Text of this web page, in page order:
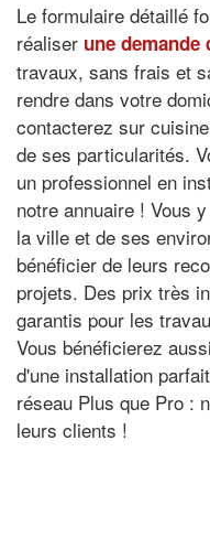
Le formulaire détaillé
réaliser une
travaux, sans frais et
rendre dans votre
contacterez sur
de ses particularités.
un professionnel en
notre annuaire ! Vous
la ville et de ses
bénéficier de leurs
projets. Des prix très
garantis pour les
Vous bénéficierez
d'une installation
réseau Plus que Pro :
leurs clients !